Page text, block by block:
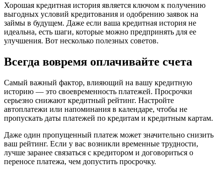
Хорошая кредитная история является ключом к получению
выгодных условий кредитования и одобрению заявок на
займы в будущем. Даже если ваша кредитная история не
идеальна, есть шаги, которые можно предпринять для ее
улучшения. Вот несколько полезных советов.
Всегда вовремя оплачивайте счета
Самый важный фактор, влияющий на вашу кредитную
историю — это своевременность платежей. Просрочки
серьезно снижают кредитный рейтинг. Настройте
автоплатежи или напоминания в календаре, чтобы не
пропускать даты платежей по кредитам и кредитным картам.
Даже один пропущенный платеж может значительно снизить
ваш рейтинг. Если у вас возникли временные трудности,
лучше заранее связаться с кредитором и договориться о
переносе платежа, чем допустить просрочку.